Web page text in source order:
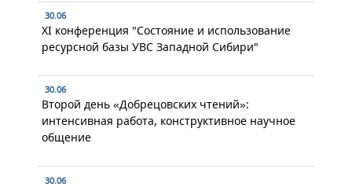
30.06
XI конференция "Состояние и использование
ресурсной базы УВС Западной Сибири"
30.06
Второй день «Добрецовских чтений»:
интенсивная работа, конструктивное научное
общение
30.06